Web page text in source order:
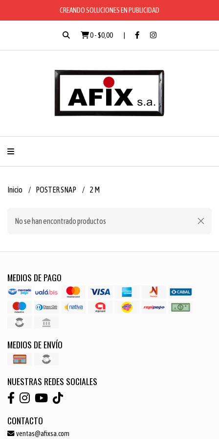
CREANDO SOLUCIONES EN PUBLICIDAD
0-$0,00
Inicio POSTER SNAP 2 M
No se han encontrado productos
MEDIOS DE PAGO
MEDIOS DE ENVÍO
NUESTRAS REDES SOCIALES
CONTACTO
ventas@afixsa.com